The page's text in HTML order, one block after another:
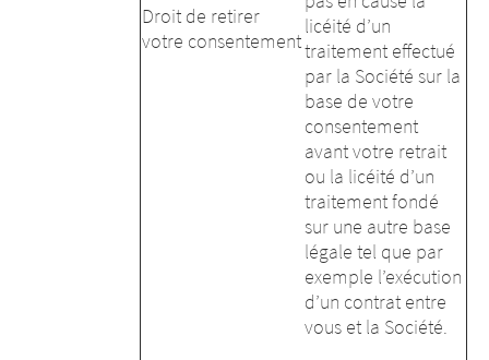
Droit de retirer
votre consentement
licéité d’un
traitement effectué
par la Société sur la
base de votre
consentement
avant votre retrait
ou la licéité d’un
traitement fondé
sur une autre base
légale tel que par
exemple l’exécution
d’un contrat entre
vous et la Société.